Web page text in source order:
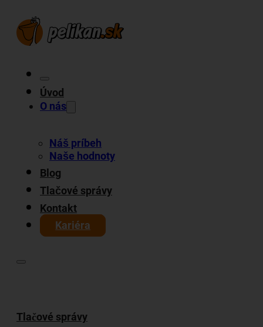
Úvod
O nás
Náš príbeh
Naše hodnoty
Blog
Tlačové správy
Kontakt
Kariéra
Tlačové správy